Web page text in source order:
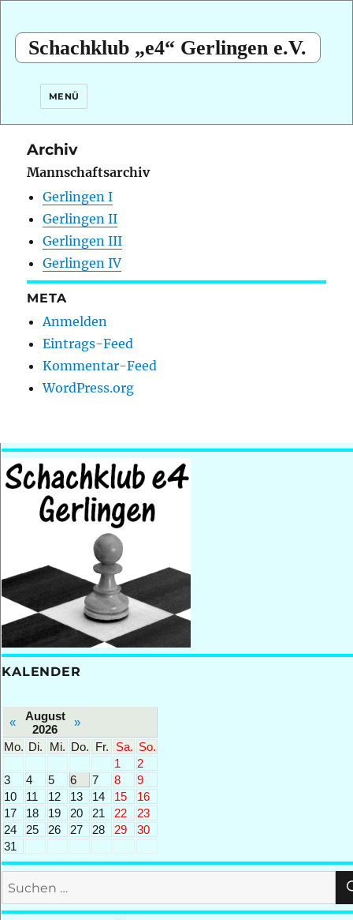
Schachklub „e4“ Gerlingen e.V.
MENÜ
Archiv
Mannschaftsarchiv
Gerlingen I
Gerlingen II
Gerlingen III
Gerlingen IV
META
Anmelden
Eintrags-Feed
Kommentar-Feed
WordPress.org
KALENDER
«
August
2026
»
Mo. Di. Mi. Do. Fr. Sa. So.
1
2
3
4 5 6 7 8
9
10
11 12 13 14 15
16
17
18 19 20 21 22
23
24
25 26 27 28 29
30
31
Suchen
nach: